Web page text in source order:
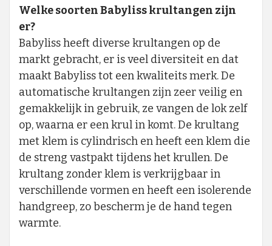
Welke soorten Babyliss krultangen zijn
er?
Babyliss heeft diverse krultangen op de
markt gebracht, er is veel diversiteit en dat
maakt Babyliss tot een kwaliteits merk. De
automatische krultangen zijn zeer veilig en
gemakkelijk in gebruik, ze vangen de lok zelf
op, waarna er een krul in komt. De krultang
met klem is cylindrisch en heeft een klem die
de streng vastpakt tijdens het krullen. De
krultang zonder klem is verkrijgbaar in
verschillende vormen en heeft een isolerende
handgreep, zo bescherm je de hand tegen
warmte.